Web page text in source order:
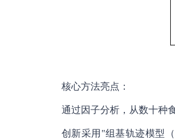
核心方法亮点：
通过因子分析，从数十种
创新采用"组基轨迹模型